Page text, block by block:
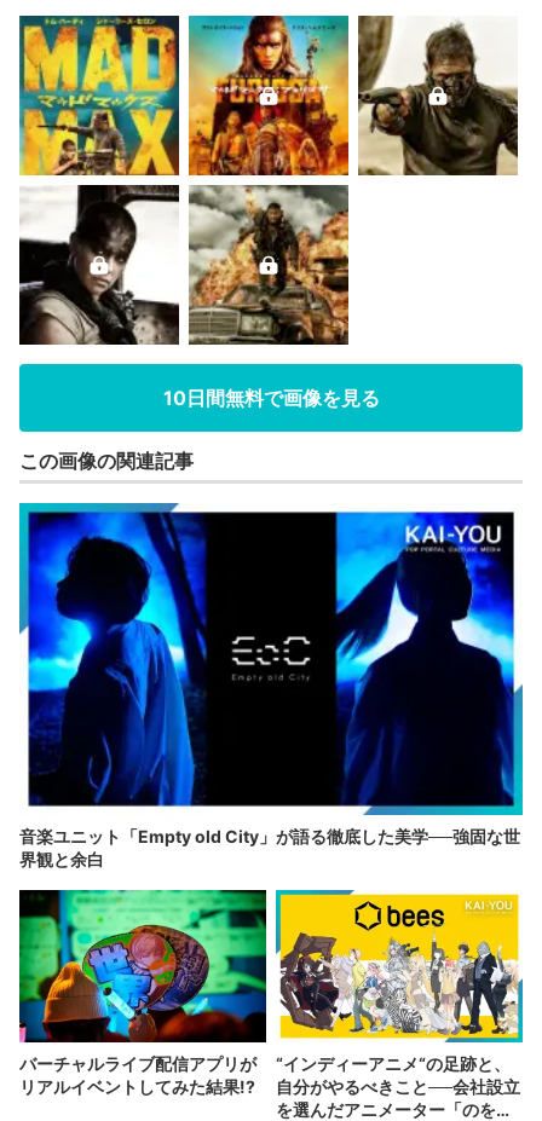
10日間無料で画像を見る
この画像の関連記事
音楽ユニット「Empty old City」が語る徹底した美学──強固な世
界観と余白
バーチャルライブ配信アプリが
リアルイベントしてみた結果!?
“インディーアニメ“の足跡と、
自分がやるべきこと──会社設立
を選んだアニメーター「のを